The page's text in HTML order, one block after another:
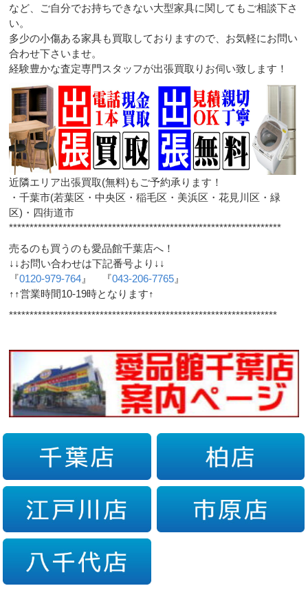
など、ご自分でお持ちできない大型家具に関してもご相談下さ
い。
多少の小傷ある家具も買取しておりますので、お気軽にお問い
合わせ下さいませ。
経験豊かな査定専門スタッフが出張買取りお伺い致します！
近隣エリア出張買取(無料)もご予約承ります！
・千葉市(若葉区・中央区・稲毛区・美浜区・花見川区・緑
区)・四街道市
******************************************************************
売るのも買うのも愛品館千葉店へ！
↓↓お問い合わせは下記番号より↓↓
『0120-979-764 』 『043-206-7765 』
↑↑営業時間10-19時となります↑
*****************************************************************